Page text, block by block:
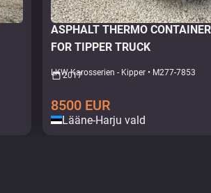
ASPHALT THERMO CONTAINER
FOR TIPPER TRUCK
LKW Karosserien - Kipper • M277-7853
2017
8500 EUR
Lääne-Harju vald